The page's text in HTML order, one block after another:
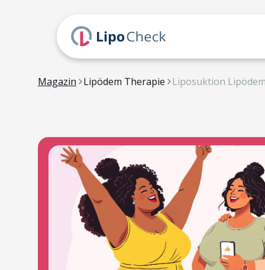
Magazin Lipödem Therapie
Liposuktion Lipödem